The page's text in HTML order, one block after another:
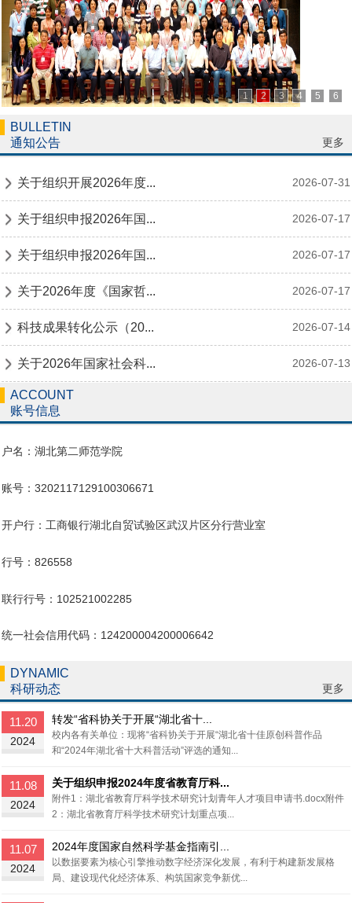
1 2 3 4 5 6
BULLETIN
通知公告
更多
关于组织开展2026年度... 2026-07-31
关于组织申报2026年国... 2026-07-17
关于组织申报2026年国... 2026-07-17
关于2026年度《国家哲... 2026-07-17
科技成果转化公示（20... 2026-07-14
关于2026年国家社会科... 2026-07-13
ACCOUNT
账号信息
户名：湖北第二师范学院
账号：3202117129100306671
开户行：工商银行湖北自贸试验区武汉片区分行营业室
行号：826558
联行行号：102521002285
统一社会信用代码：124200004200006642
DYNAMIC
科研动态
更多
11.20
2024
转发“省科协关于开展“湖北省十...
校内各有关单位：现将“省科协关于开展“湖北省十佳原创科普作品
和“2024年湖北省十大科普活动”评选的通知...
11.08
2024
关于组织申报2024年度省教育厅科...
附件1：湖北省教育厅科学技术研究计划青年人才项目申请书.docx附件
2：湖北省教育厅科学技术研究计划重点项...
11.07
2024
2024年度国家自然科学基金指南引...
以数据要素为核心引擎推动数字经济深化发展，有利于构建新发展格
局、建设现代化经济体系、构筑国家竞争新优...